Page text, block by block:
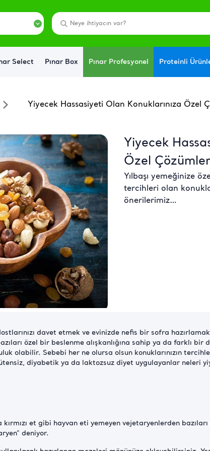
Select Pınar Box Pınar Profesyonel Proteinli
Yiyecek Hassasiyeti Olan Konuklarınıza Özel
Yiyecek
Özel
Yılbaşı yemeğinize
tercihleri olan
önerilerimiz…
davet etmek ve evinizde nefis bir sofra
özel bir beslenme alışkanlığına sahip ya da farklı bir
olabilir. Sebebi her ne olursa olsun konuklarınızın
diyabetik ya da laktozsuz diyet uygulayanlar neleri
kırmızı et gibi hayvan eti yemeyen vejetaryenlerden
deniyor.